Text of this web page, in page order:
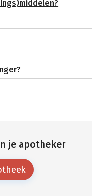
je apotheker